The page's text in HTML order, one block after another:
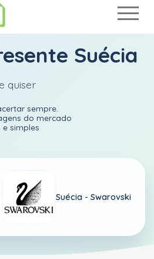
Suécia
quiser
sempre.
do mercado
simples
Suécia - Swarovski